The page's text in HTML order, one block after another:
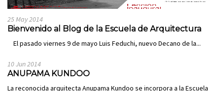
25 May 2014
Bienvenido al Blog de la Escuela de Arquitectura
El pasado viernes 9 de mayo Luis Feduchi, nuevo Decano de la...
10 Jun 2014
ANUPAMA KUNDOO
La reconocida arquitecta Anupama Kundoo se incorpora a la Escuela